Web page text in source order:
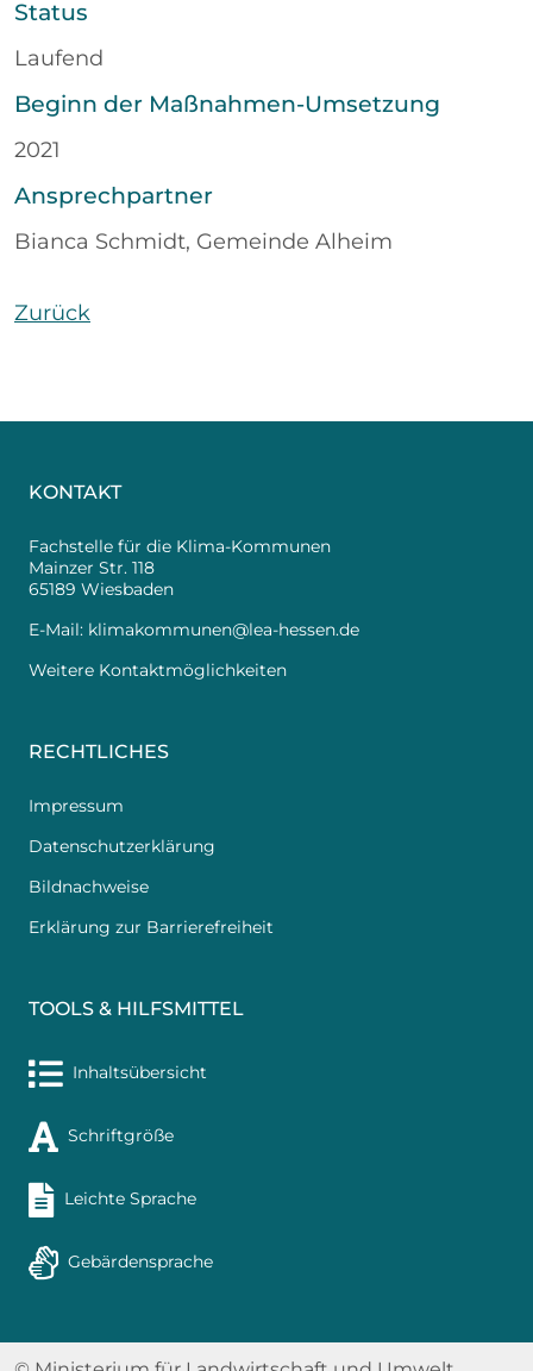
Status
Laufend
Beginn der Maßnahmen-Umsetzung
2021
Ansprechpartner
Bianca Schmidt, Gemeinde Alheim
Zurück
KONTAKT
Fachstelle für die Klima-Kommunen
Mainzer Str. 118
65189 Wiesbaden
E-Mail: klimakommunen@lea-hessen.de
Weitere Kontaktmöglichkeiten
RECHTLICHES
Impressum
Datenschutzerklärung
Bildnachweise
Erklärung zur Barrierefreiheit
TOOLS & HILFSMITTEL
Inhaltsübersicht
Schriftgröße
Leichte Sprache
Gebärdensprache